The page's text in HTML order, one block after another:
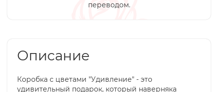
переводом.
Описание
Коробка с цветами "Удивление" - это
удивительный подарок, который наверняка